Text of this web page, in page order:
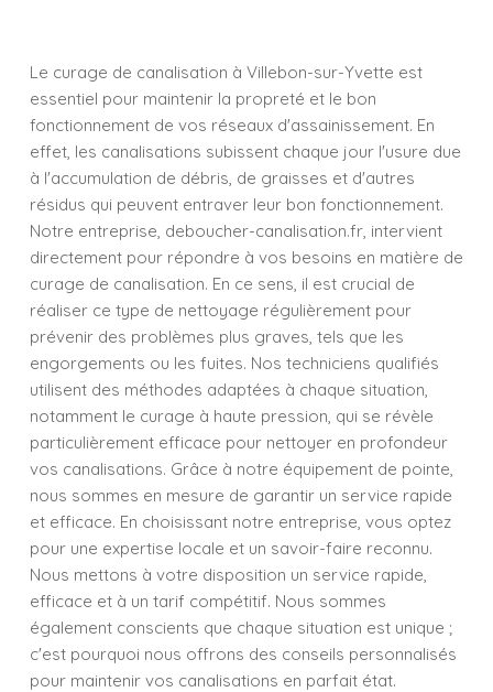
Le curage de canalisation à Villebon-sur-Yvette est
essentiel pour maintenir la propreté et le bon
fonctionnement de vos réseaux d'assainissement. En
effet, les canalisations subissent chaque jour l'usure due
à l'accumulation de débris, de graisses et d'autres
résidus qui peuvent entraver leur bon fonctionnement.
Notre entreprise, deboucher-canalisation.fr, intervient
directement pour répondre à vos besoins en matière de
curage de canalisation. En ce sens, il est crucial de
réaliser ce type de nettoyage régulièrement pour
prévenir des problèmes plus graves, tels que les
engorgements ou les fuites. Nos techniciens qualifiés
utilisent des méthodes adaptées à chaque situation,
notamment le curage à haute pression, qui se révèle
particulièrement efficace pour nettoyer en profondeur
vos canalisations. Grâce à notre équipement de pointe,
nous sommes en mesure de garantir un service rapide
et efficace. En choisissant notre entreprise, vous optez
pour une expertise locale et un savoir-faire reconnu.
Nous mettons à votre disposition un service rapide,
efficace et à un tarif compétitif. Nous sommes
également conscients que chaque situation est unique ;
c'est pourquoi nous offrons des conseils personnalisés
pour maintenir vos canalisations en parfait état.